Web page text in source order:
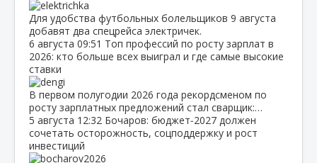
Для удобства футбольных болельщиков 9 августа
добавят два спецрейса электричек.
6 августа 09:51 Топ профессий по росту зарплат в
2026: кто больше всех выиграл и где самые высокие
ставки
В первом полугодии 2026 года рекордсменом по
росту зарплатных предложений стал сварщик:…
5 августа 12:32 Бочаров: бюджет‑2027 должен
сочетать осторожность, соцподдержку и рост
инвестиций